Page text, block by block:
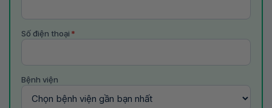
Số điện thoại *
Bệnh viện